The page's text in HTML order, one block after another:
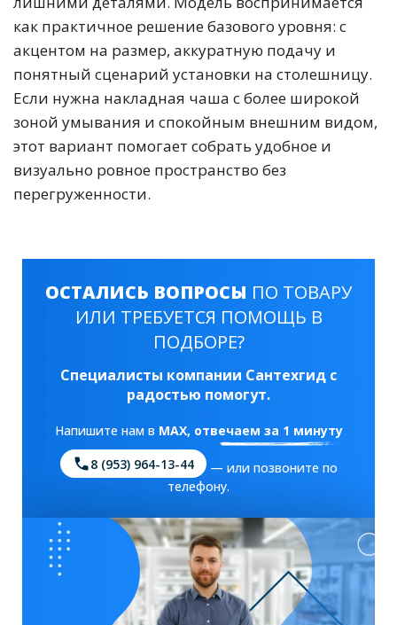
как практичное решение базового уровня: с
акцентом на размер, аккуратную подачу и
понятный сценарий установки на столешницу.
Если нужна накладная чаша с более широкой
зоной умывания и спокойным внешним видом,
этот вариант помогает собрать удобное и
визуально ровное пространство без
перегруженности.
ОСТАЛИСЬ ВОПРОСЫ ПО ТОВАРУ
ИЛИ ТРЕБУЕТСЯ ПОМОЩЬ В
ПОДБОРЕ?
Специалисты компании Сантехгид с
радостью помогут.
Напишите нам в MAX, отвечаем за 1 минуту
8 (953) 964-13-44
— или позвоните по
телефону.